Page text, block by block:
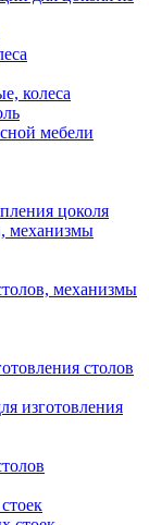
колеса
мебели
цоколя
механизмы
механизмы
столов
изготовления